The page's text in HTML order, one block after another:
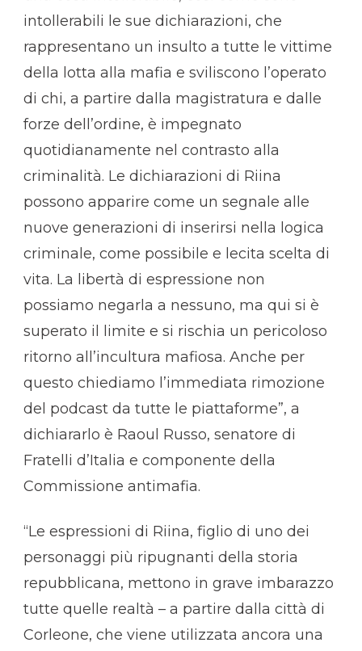
intollerabili le sue dichiarazioni, che
rappresentano un insulto a tutte le vittime
della lotta alla mafia e sviliscono l’operato
di chi, a partire dalla magistratura e dalle
forze dell’ordine, è impegnato
quotidianamente nel contrasto alla
criminalità. Le dichiarazioni di Riina
possono apparire come un segnale alle
nuove generazioni di inserirsi nella logica
criminale, come possibile e lecita scelta di
vita. La libertà di espressione non
possiamo negarla a nessuno, ma qui si è
superato il limite e si rischia un pericoloso
ritorno all’incultura mafiosa. Anche per
questo chiediamo l’immediata rimozione
del podcast da tutte le piattaforme”, a
dichiararlo è Raoul Russo, senatore di
Fratelli d’Italia e componente della
Commissione antimafia.
“Le espressioni di Riina, figlio di uno dei
personaggi più ripugnanti della storia
repubblicana, mettono in grave imbarazzo
tutte quelle realtà – a partire dalla città di
Corleone, che viene utilizzata ancora una